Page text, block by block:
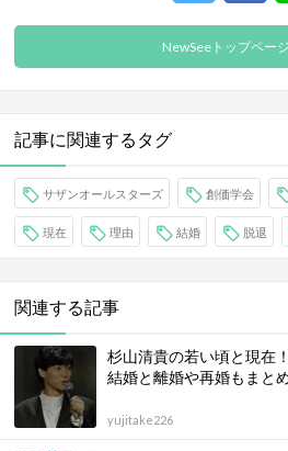
NewSeeトップペー
記事に関連するタグ
サザンオールスターズ 創価学会
現在 理由 結婚 脱退
関連する記事
杉山清貴の若い頃と現在
結婚と離婚や再婚もまと
yujitake226